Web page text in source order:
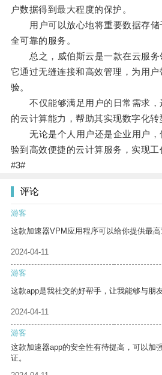
户数据得到最大程度的保护。
用户可以放心地将重要数据存储
全可靠的服务。
总之，威伯斯云是一款在云服务
它通过无缝连接和高效管理，为用
验。
不仅能够满足用户的日常需求，
的云计算能力，帮助其实现数字化转
无论是个人用户还是企业用户，
验到高效便捷的云计算服务，实现工
#3#
评论
游客
这款加速器VPM应用程序可以给你提供最高
2024-04-11
游客
这款app是我社交的好帮手，让我能够与朋
2024-04-11
游客
这款加速器app的安全性有待提高，可以加
证。